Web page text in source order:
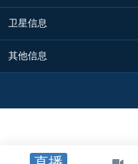
卫星信息
其他信息